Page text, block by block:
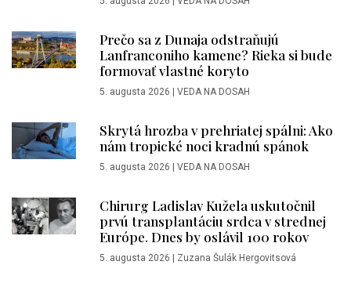
Prečo sa z Dunaja odstraňujú
Lanfranconiho kamene? Rieka si bude
formovať vlastné koryto
5. augusta 2026 VEDA NA DOSAH
Skrytá hrozba v prehriatej spálni: Ako
nám tropické noci kradnú spánok
5. augusta 2026 VEDA NA DOSAH
Chirurg Ladislav Kužela uskutočnil
prvú transplantáciu srdca v strednej
Európe. Dnes by oslávil 100 rokov
5. augusta 2026 Zuzana Šulák Hergovitsová